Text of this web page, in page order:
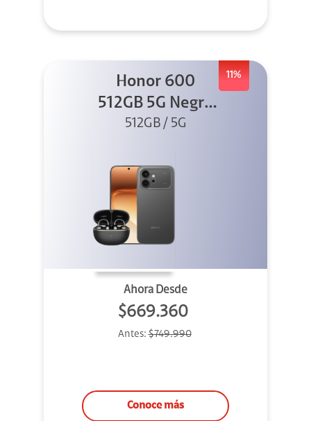
11%
Honor 600
512GB 5G Negro
+ Clip 2
512GB / 5G
Ahora Desde
$669.360
Antes:$749.990
Conoce más